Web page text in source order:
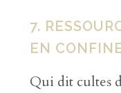
7.
EN
Qui dit cultes